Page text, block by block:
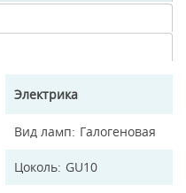
Электрика
Вид ламп Галогеновая
Цоколь GU10